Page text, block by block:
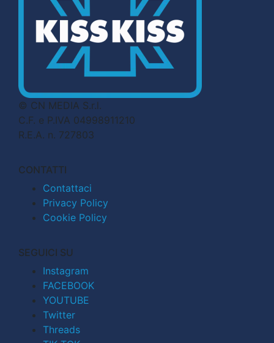
© CN MEDIA S.r.l.
C.F. e P.IVA 04998911210
R.E.A. n. 727803
CONTATTI
Contattaci
Privacy Policy
Cookie Policy
SEGUICI SU
Instagram
FACEBOOK
YOUTUBE
Twitter
Threads